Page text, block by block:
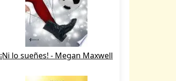
¡Ni lo sueñes! - Megan Maxwell